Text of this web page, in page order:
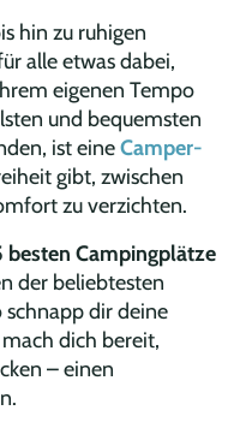
hin zu ruhigen
alle etwas dabei,
eigenen Tempo
und bequemsten
ist eineCamper-
gibt, zwischen
zu verzichten.
besten Campingplätze
der beliebtesten
dir deine
dich bereit,
– einen